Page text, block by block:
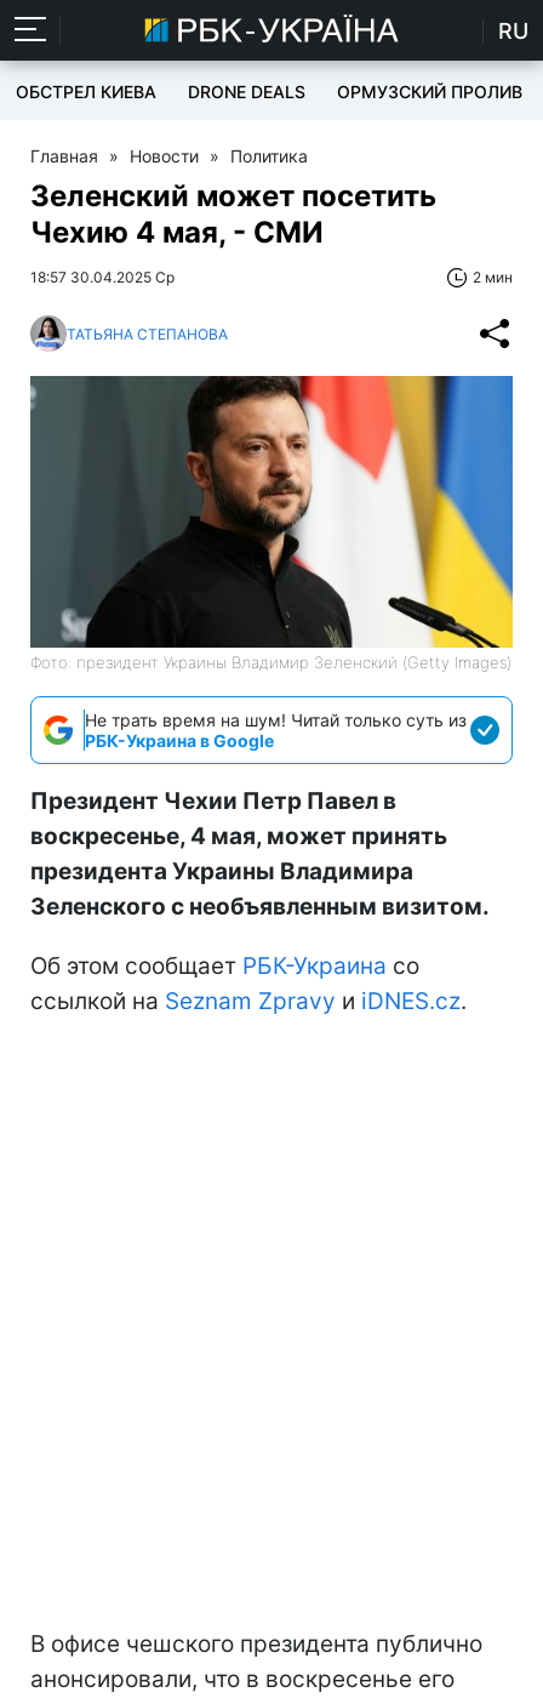
RU
ОБСТРЕЛ КИЕВА DRONE DEALS ОРМУЗСКИЙ ПРОЛИВ
Главная » Новости » Политика
Зеленский может посетить
Чехию 4 мая, - СМИ
18:57 30.04.2025 Ср 2 мин
ТАТЬЯНА СТЕПАНОВА
Фото: президент Украины Владимир Зеленский (Getty Images)
Не трать время на шум! Читай только суть из
РБК-Украина в Google
Президент Чехии Петр Павел в
воскресенье, 4 мая, может принять
президента Украины Владимира
Зеленского с необъявленным визитом.
Об этом сообщает РБК-Украина со
ссылкой на Seznam Zpravy и iDNES.cz.
В офисе чешского президента публично
анонсировали, что в воскресенье его